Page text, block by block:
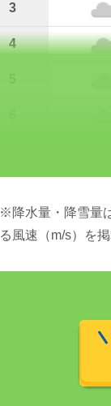
3
4
※降水量・降雪量
る風速（m/s）を